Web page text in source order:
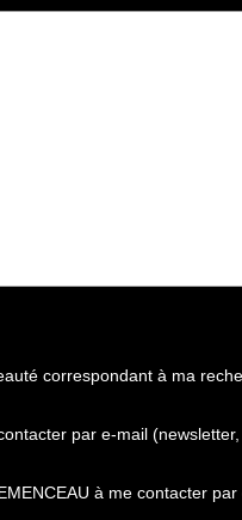
correspondant à ma
par e-mail
à me contacter par